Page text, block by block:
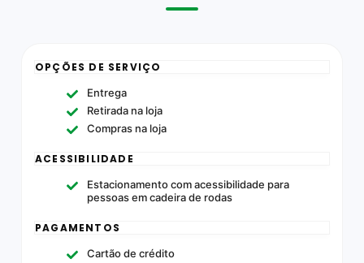
OPÇÕES DE SERVIÇO
Entrega
Retirada na loja
Compras na loja
ACESSIBILIDADE
Estacionamento com acessibilidade para
pessoas em cadeira de rodas
PAGAMENTOS
Cartão de crédito